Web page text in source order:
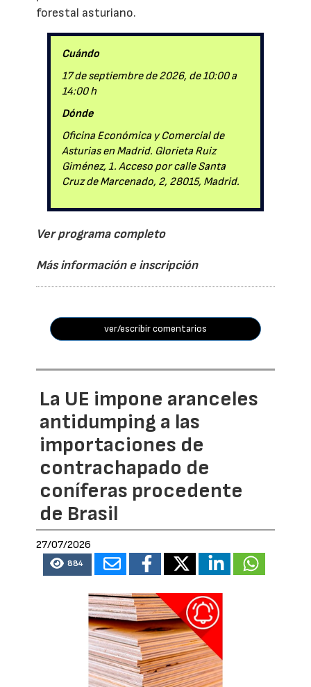
forestal asturiano.
Cuándo
17 de septiembre de 2026, de 10:00 a
14:00 h
Dónde
Oficina Económica y Comercial de
Asturias en Madrid. Glorieta Ruiz
Giménez, 1. Acceso por calle Santa
Cruz de Marcenado, 2, 28015, Madrid.
Ver programa completo
Más información e inscripción
ver/escribir comentarios
La UE impone aranceles
antidumping a las
importaciones de
contrachapado de
coníferas procedente
de Brasil
27/07/2026
884